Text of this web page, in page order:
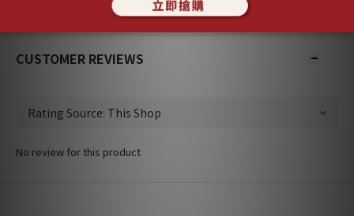
SHIPPING & PAYMENT
CUSTOMER REVIEWS
No review for this product